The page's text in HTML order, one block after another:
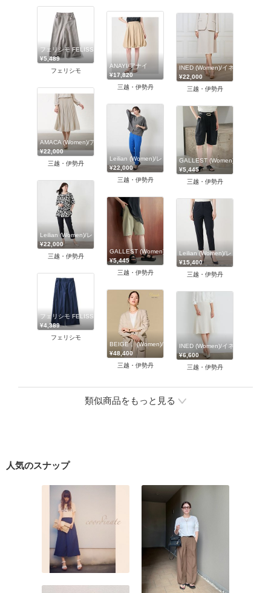
フェリシモ FELISSIMO
¥5,489
フェリシモ
ANAYI/アナイ
¥17,820
三越・伊勢丹
INED (Women)/イネド
¥22,000
三越・伊勢丹
AMACA (Women)/アマカ
¥22,000
三越・伊勢丹
Leilian (Women)/レリアン
¥22,000
三越・伊勢丹
GALLEST (Women)/ギャレスト
¥5,445
三越・伊勢丹
Leilian (Women)/レリアン
¥22,000
三越・伊勢丹
GALLEST (Women)/ギャレスト
¥5,445
三越・伊勢丹
Leilian (Women)/レリアン
¥15,400
三越・伊勢丹
フェリシモ FELISSIMO
¥4,389
フェリシモ
BEIGE， (Women)/ベイジ，
¥48,400
三越・伊勢丹
INED (Women)/イネド
¥6,600
三越・伊勢丹
類似商品をもっと見る
人気のスナップ